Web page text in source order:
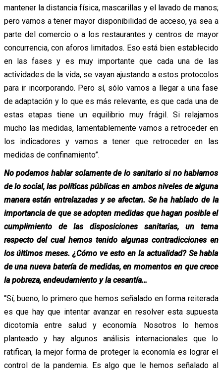
mantener la distancia física, mascarillas y el lavado de manos;
pero vamos a tener mayor disponibilidad de acceso, ya sea a
parte del comercio o a los restaurantes y centros de mayor
concurrencia, con aforos limitados. Eso está bien establecido
en las fases y es muy importante que cada una de las
actividades de la vida, se vayan ajustando a estos protocolos
para ir incorporando. Pero sí, sólo vamos a llegar a una fase
de adaptación y lo que es más relevante, es que cada una de
estas etapas tiene un equilibrio muy frágil. Si relajamos
mucho las medidas, lamentablemente vamos a retroceder en
los indicadores y vamos a tener que retroceder en las
medidas de confinamiento”.
No podemos hablar solamente de lo sanitario si no hablamos
de lo social, las políticas públicas en ambos niveles de alguna
manera están entrelazadas y se afectan. Se ha hablado de la
importancia de que se adopten medidas que hagan posible el
cumplimiento de las disposiciones sanitarias, un tema
respecto del cual hemos tenido algunas contradicciones en
los últimos meses. ¿Cómo ve esto en la actualidad? Se habla
de una nueva batería de medidas, en momentos en que crece
la pobreza, endeudamiento y la cesantía…
“Sí, bueno, lo primero que hemos señalado en forma reiterada
es que hay que intentar avanzar en resolver esta supuesta
dicotomía entre salud y economía. Nosotros lo hemos
planteado y hay algunos análisis internacionales que lo
ratifican, la mejor forma de proteger la economía es lograr el
control de la pandemia. Es algo que le hemos señalado al